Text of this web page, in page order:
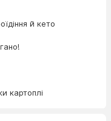
й кето
картоплі